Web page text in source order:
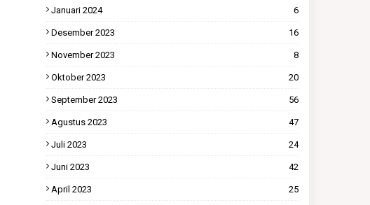
Januari 2024 6
Desember 2023 16
November 2023 8
Oktober 2023 20
September 2023 56
Agustus 2023 47
Juli 2023 24
Juni 2023 42
April 2023 25